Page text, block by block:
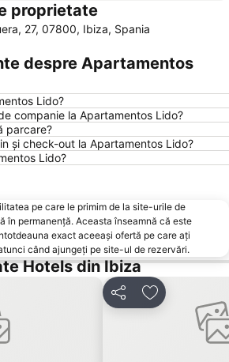
proprietate
27, 07800, Ibiza, Spania
despre Apartamentos
Lido?
companie la Apartamentos Lido?
parcare?
și check-out la Apartamentos Lido?
Lido?
pe care le primim de la site-urile de
în permanență. Aceasta înseamnă că este
exact aceeași ofertă pe care ați
când ajungeți pe site-ul de rezervări.
Hotels din Ibiza
DistribuițiAdăugaţi la